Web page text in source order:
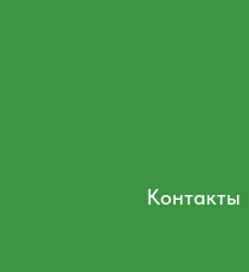
Контакты